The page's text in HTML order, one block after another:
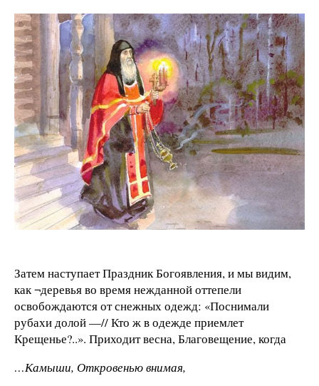
Затем наступает Праздник Богоявления, и мы видим,
как ¬деревья во время нежданной оттепели
освобождаются от снежных одежд: «Поснимали
рубахи долой —// Кто ж в одежде приемлет
Крещенье?..». Приходит весна, Благовещение, когда
…Камыши, Откровенью внимая,